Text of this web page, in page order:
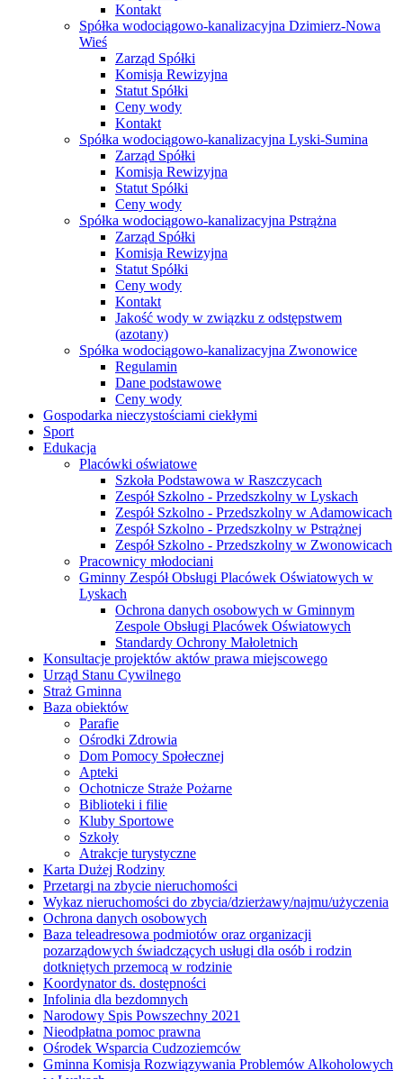
Kontakt
Spółka wodociągowo-kanalizacyjna Dzimierz-Nowa
Wieś
Zarząd Spółki
Komisja Rewizyjna
Statut Spółki
Ceny wody
Kontakt
Spółka wodociągowo-kanalizacyjna Lyski-Sumina
Zarząd Spółki
Komisja Rewizyjna
Statut Spółki
Ceny wody
Spółka wodociągowo-kanalizacyjna Pstrążna
Zarząd Spółki
Komisja Rewizyjna
Statut Spółki
Ceny wody
Kontakt
Jakość wody w związku z odstępstwem
(azotany)
Spółka wodociągowo-kanalizacyjna Zwonowice
Regulamin
Dane podstawowe
Ceny wody
Gospodarka nieczystościami ciekłymi
Sport
Edukacja
Placówki oświatowe
Szkoła Podstawowa w Raszczycach
Zespół Szkolno - Przedszkolny w Lyskach
Zespół Szkolno - Przedszkolny w Adamowicach
Zespół Szkolno - Przedszkolny w Pstrążnej
Zespół Szkolno - Przedszkolny w Zwonowicach
Pracownicy młodociani
Gminny Zespół Obsługi Placówek Oświatowych w
Lyskach
Ochrona danych osobowych w Gminnym
Zespole Obsługi Placówek Oświatowych
Standardy Ochrony Małoletnich
Konsultacje projektów aktów prawa miejscowego
Urząd Stanu Cywilnego
Straż Gminna
Baza obiektów
Parafie
Ośrodki Zdrowia
Dom Pomocy Społecznej
Apteki
Ochotnicze Straże Pożarne
Biblioteki i filie
Kluby Sportowe
Szkoły
Atrakcje turystyczne
Karta Dużej Rodziny
Przetargi na zbycie nieruchomości
Wykaz nieruchomości do zbycia/dzierżawy/najmu/użyczenia
Ochrona danych osobowych
Baza teleadresowa podmiotów oraz organizacji
pozarządowych świadczących usługi dla osób i rodzin
dotkniętych przemocą w rodzinie
Koordynator ds. dostępności
Infolinia dla bezdomnych
Narodowy Spis Powszechny 2021
Nieodpłatna pomoc prawna
Ośrodek Wsparcia Cudzoziemców
Gminna Komisja Rozwiązywania Problemów Alkoholowych